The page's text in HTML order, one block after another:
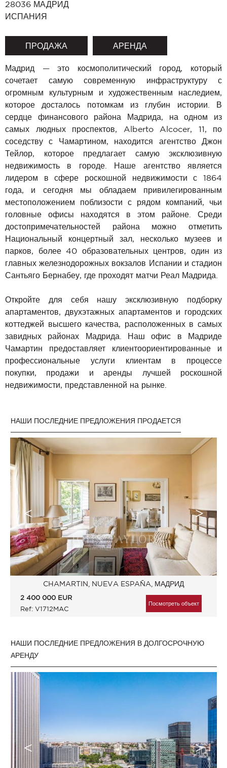
28036 МАДРИД
ИСПАНИЯ
ПРОДАЖА АРЕНДА
Мадрид — это космополитический город, который
сочетает самую современную инфраструктуру с
огромным культурным и художественным наследием,
которое досталось потомкам из глубин истории. В
сердце финансового района Мадрида, на одном из
самых людных проспектов, Alberto Alcocer, 11, по
соседству с Чамартином, находится агентство Джон
Тейлор, которое предлагает самую эксклюзивную
недвижимость в городе. Наше агентство является
лидером в сфере роскошной недвижимости с 1864
года, и сегодня мы обладаем привилегированным
местоположением поблизости с рядом компаний, чьи
головные офисы находятся в этом районе. Среди
достопримечательностей района можно отметить
Национальный концертный зал, несколько музеев и
парков, более 40 образовательных центров, один из
главных железнодорожных вокзалов Испании и стадион
Сантьяго Бернабеу, где проходят матчи Реал Мадрида.
Откройте для себя нашу эксклюзивную подборку
апартаментов, двухэтажных апартаментов и городских
коттеджей высшего качества, расположенных в самых
завидных районах Мадрида. Наш офис в Мадриде
Чамартин предоставляет клиентоориентированные и
профессиональные услуги клиентам в процессе
покупки, продажи и аренды лучшей роскошной
недвижимости, представленной на рынке.
НАШИ ПОСЛЕДНИЕ ПРЕДЛОЖЕНИЯ ПРОДАЕТСЯ
CHAMARTIN, NUEVA ESPAÑA, МАДРИД
2 400 000 EUR
Ref: V1712MAC
Посмотреть объект
НАШИ ПОСЛЕДНИЕ ПРЕДЛОЖЕНИЯ В ДОЛГОСРОЧНУЮ
АРЕНДУ